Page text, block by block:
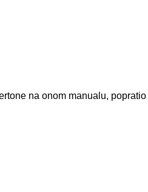
na onom manualu,